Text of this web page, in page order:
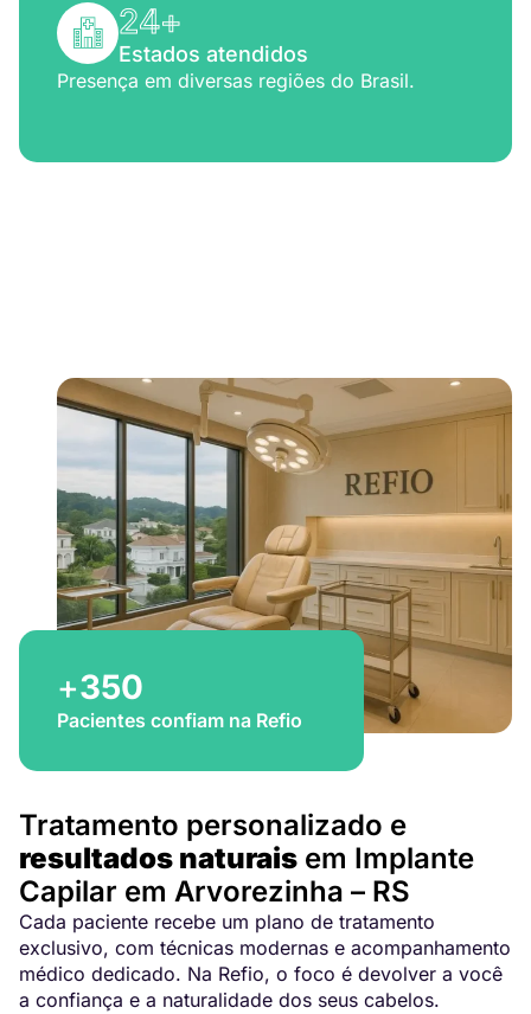
24+
Estados atendidos
Presença em diversas regiões do Brasil.
+350
Pacientes confiam na Refio
Tratamento personalizado e
resultados naturais em Implante
Capilar em Arvorezinha – RS
Cada paciente recebe um plano de tratamento
exclusivo, com técnicas modernas e acompanhamento
médico dedicado. Na Refio, o foco é devolver a você
a confiança e a naturalidade dos seus cabelos.